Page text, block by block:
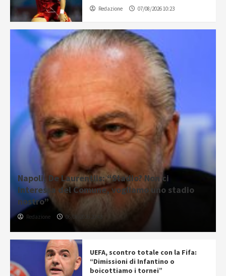
Redazione 07/08/2026 10:23
Napoli, De Laurentiis: “Stadio? Non ci
interessa del Comune, vogliamo uno stadio
nostro”
Redazione 06/08/2026 20:43
UEFA, scontro totale con la Fifa:
“Dimissioni di Infantino o
boicottiamo i tornei”